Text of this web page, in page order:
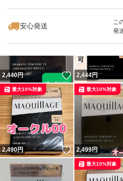
安心発送
こ
発
2,440円 いいね！
2,444円
2,490円 いいね！
最大10%対象
2,499円
最大10%対象
最大10%対象